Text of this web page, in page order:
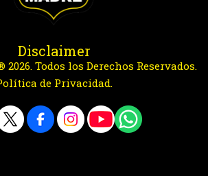
Disclaimer
2026. Todos los Derechos Reservados.
de Privacidad.